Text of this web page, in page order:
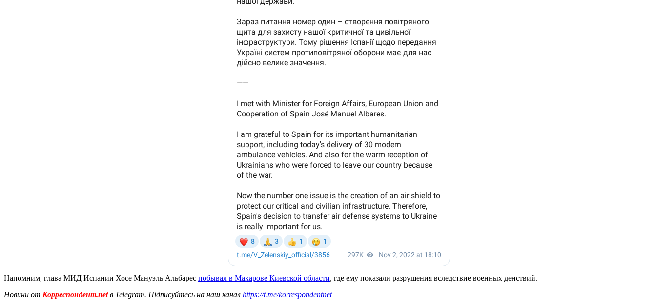
Напомним, глава МИД Испании Хосе Мануэль Альбарес побывал в Макарове Киевской области, где ему показали разрушения вследствие военных денствий.
Новини от Корреспондент.netв Telegram. Підписуйтесь на наш канал https://t.me/korrespondentnet